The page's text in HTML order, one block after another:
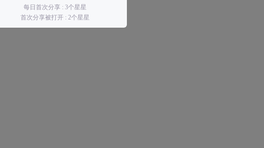
每日首次分享 : 3个星星
首次分享被打开 : 2个星星